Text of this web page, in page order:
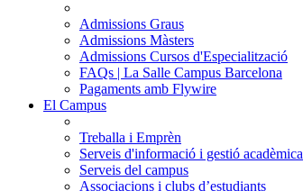
Admissions Graus
Admissions Màsters
Admissions Cursos d'Especialització
FAQs | La Salle Campus Barcelona
Pagaments amb Flywire
El Campus
Treballa i Emprèn
Serveis d'informació i gestió acadèmica
Serveis del campus
Associacions i clubs d’estudiants